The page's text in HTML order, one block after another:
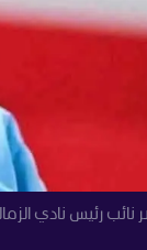
رئيس نادي